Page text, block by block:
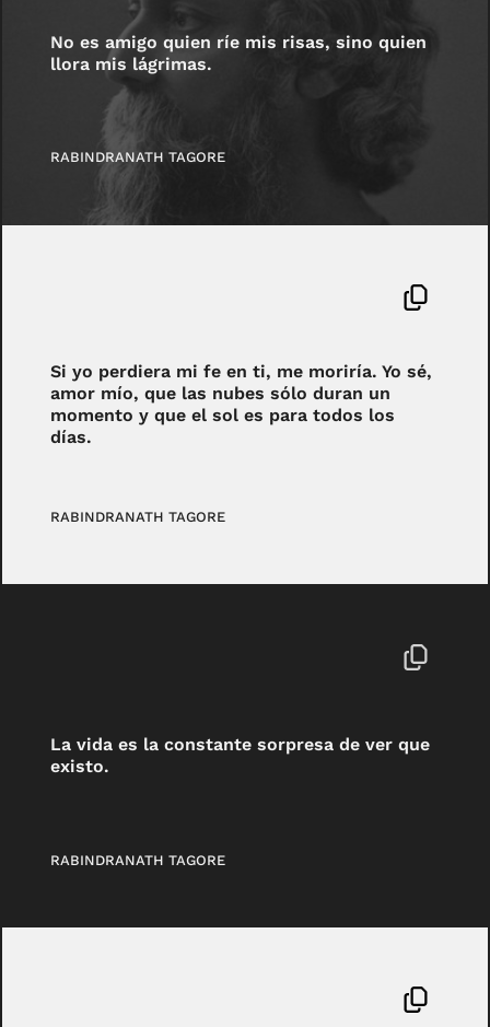
No es amigo quien ríe mis risas, sino quien
llora mis lágrimas.
RABINDRANATH TAGORE
Si yo perdiera mi fe en ti, me moriría. Yo sé,
amor mío, que las nubes sólo duran un
momento y que el sol es para todos los
días.
RABINDRANATH TAGORE
La vida es la constante sorpresa de ver que
existo.
RABINDRANATH TAGORE